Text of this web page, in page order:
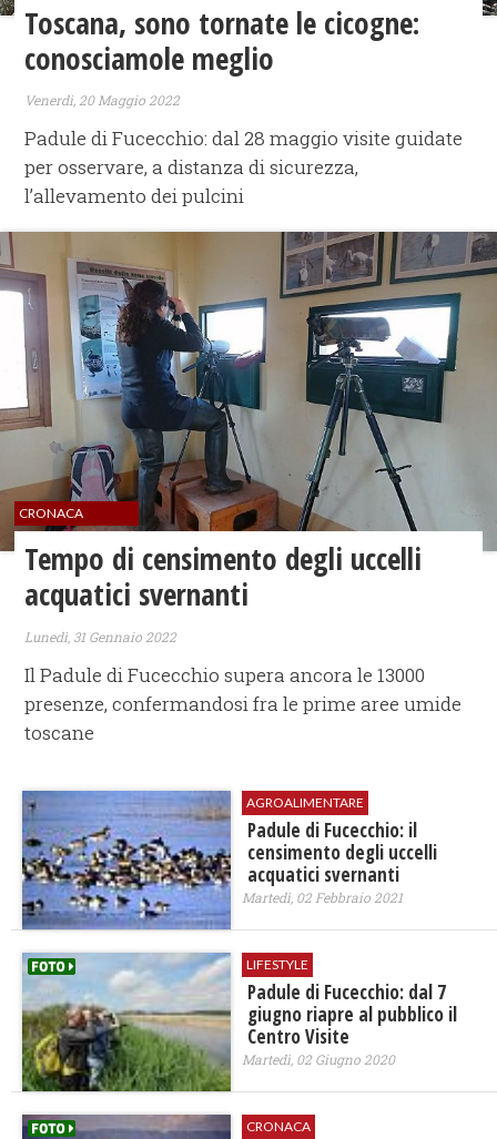
Toscana, sono tornate le cicogne:
conosciamole meglio
Venerdì, 20 Maggio 2022
Padule di Fucecchio: dal 28 maggio visite guidate
per osservare, a distanza di sicurezza,
l’allevamento dei pulcini
CRONACA
Tempo di censimento degli uccelli
acquatici svernanti
Lunedì, 31 Gennaio 2022
Il Padule di Fucecchio supera ancora le 13000
presenze, confermandosi fra le prime aree umide
toscane
AGROALIMENTARE
Padule di Fucecchio: il
censimento degli uccelli
acquatici svernanti
Martedì, 02 Febbraio 2021
LIFESTYLE
Padule di Fucecchio: dal 7
giugno riapre al pubblico il
Centro Visite
Martedì, 02 Giugno 2020
CRONACA